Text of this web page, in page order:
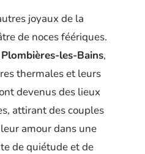
joyaux de la
de noces féériques.
Plombières-les-Bains,
thermales et leurs
devenus des lieux
attirant des couples
amour dans une
de quiétude et de